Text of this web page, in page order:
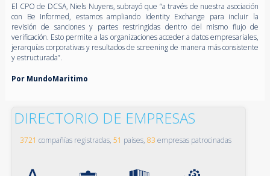
El CPO de DCSA, Niels Nuyens, subrayó que “a través de nuestra asociación
con Be Informed, estamos ampliando Identity Exchange para incluir la
revisión de sanciones y partes restringidas dentro del mismo flujo de
verificación. Esto permite a las organizaciones acceder a datos empresariales,
jerarquías corporativas y resultados de screening de manera más consistente
y estructurada”.
Por MundoMaritimo
DIRECTORIO DE EMPRESAS
3721 compañías registradas, 51 países, 83 empresas patrocinadas